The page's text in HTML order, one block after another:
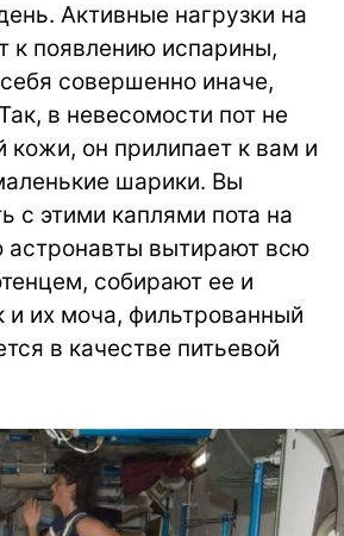
Активные нагрузки на
к появлению испарины,
совершенно иначе,
в невесомости пот не
кожи, он прилипает к вам и
шарики. Вы
с этими каплями пота на
астронавты вытирают всю
собирают ее и
и их моча, фильтрованный
в качестве питьевой